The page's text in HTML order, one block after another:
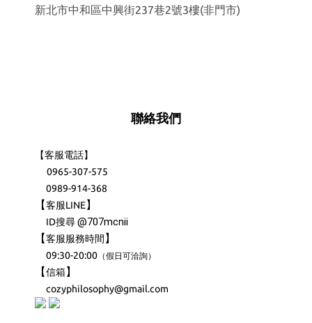
新北市中和區中興街237巷2號3樓(非門市)
聯絡我們
【客服電話】
0965-307-575
0989-914-368
【客服LINE】
ID搜尋@707mcnii
【客服服務時間 】
09:30-20:00 （假日可洽詢）
【信箱】
cozyphilosophy@gmail.com